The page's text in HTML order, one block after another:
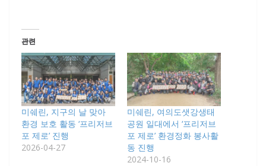
관련
미쉐린, 지구의 날 맞아
환경 보호 활동 ‘프리저브
포 제로’ 진행
2026-04-27
미쉐린, 여의도샛강생태
공원 일대에서 ‘프리저브
포 제로’ 환경정화 봉사활
동 진행
2024-10-16